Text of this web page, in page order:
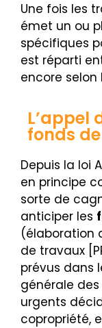
Une fois les
émet un ou
spécifiques
est réparti
encore
L’appel
fonds
Depuis la loi
en principe
sorte de
anticiper les
(élaboration
de travaux
prévus dans
générale
urgents
copropriété,